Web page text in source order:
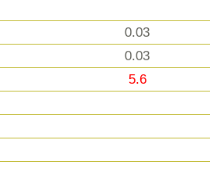
0.03
0.03
5.6